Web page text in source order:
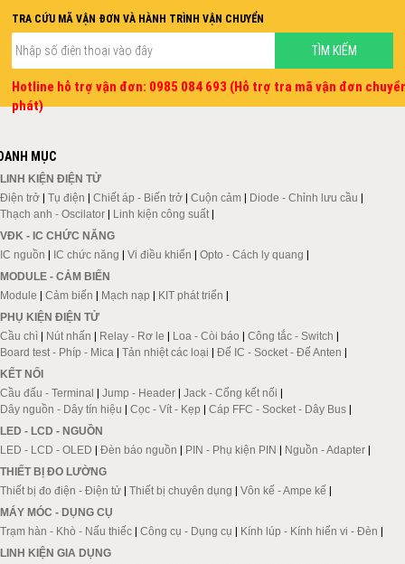
TRA CỨU MÃ VẬN ĐƠN VÀ HÀNH TRÌNH VẬN CHUYỂN
Hotline hỗ trợ vận đơn: 0985 084 693 (Hỗ trợ tra mã vận đơn
phát)
MỤC
LINH KIỆN ĐIỆN TỬ
Điện trở | Tụ điện | Chiết áp - Biến trở | Cuộn cảm | Diode - Chỉnh lưu cầu |
Thạch anh - Oscilator | Linh kiện công suất |
VĐK - IC CHỨC NĂNG
IC nguồn | IC chức năng | Vi điều khiển | Opto - Cách ly quang |
MODULE - CẢM BIẾN
Module | Cảm biến | Mạch nạp | KIT phát triển |
PHỤ KIỆN ĐIỆN TỬ
Cầu chì | Nút nhấn | Relay - Rơ le | Loa - Còi báo | Công tắc - Switch |
Board test - Phíp - Mica | Tản nhiệt các loại | Đế IC - Socket - Đế Anten |
KẾT NỐI
Cầu đấu - Terminal | Jump - Header | Jack - Cổng kết nối |
Dây nguồn - Dây tín hiệu | Cọc - Vít - Kẹp | Cáp FFC - Socket - Dây Bus |
LED - LCD - NGUỒN
LED - LCD - OLED | Đèn báo nguồn | PIN - Phụ kiện PIN | Nguồn - Adapter |
THIẾT BỊ ĐO LƯỜNG
Thiết bị đo điện - Điện tử | Thiết bị chuyên dụng | Vôn kế - Ampe kế |
MÁY MÓC - DỤNG CỤ
Trạm hàn - Khò - Nấu thiếc | Công cụ - Dụng cụ | Kính lúp - Kính hiển vi - Đèn |
LINH KIỆN GIA DỤNG